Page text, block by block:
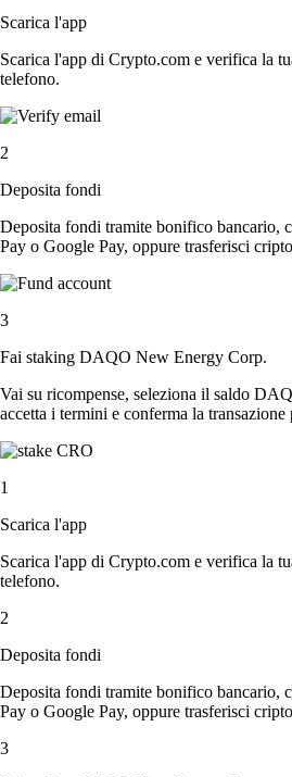
Scarica l'app
Scarica l'app di Crypto.com e verifica la
telefono.
2
Deposita fondi
Deposita fondi tramite bonifico bancario,
Pay o Google Pay, oppure trasferisci
3
Fai staking DAQO New Energy Corp.
Vai su ricompense, seleziona il saldo
accetta i termini e conferma la
1
Scarica l'app
Scarica l'app di Crypto.com e verifica la
telefono.
2
Deposita fondi
Deposita fondi tramite bonifico bancario,
Pay o Google Pay, oppure trasferisci
3